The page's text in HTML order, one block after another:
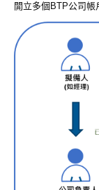
開立多個BTP公司帳